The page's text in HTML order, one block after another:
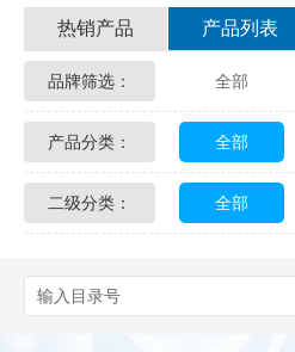
热销产品 产品列表
品牌筛选： 全部
Glycon
Echelon
产品分类： 全部
化学及生
二级分类： 全部